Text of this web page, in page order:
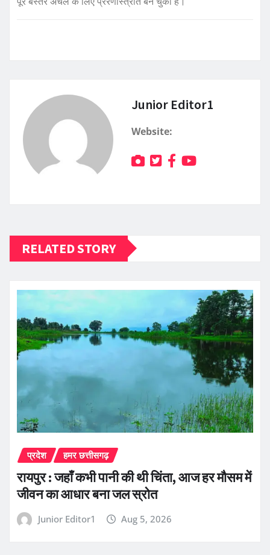
Junior Editor1
Website:
RELATED STORY
प्रदेश हमर छत्तीसगढ़
रायपुर : जहाँ कभी पानी की थी चिंता, आज हर मौसम में
जीवन का आधार बना जल स्रोत
Junior Editor1 Aug 5, 2026